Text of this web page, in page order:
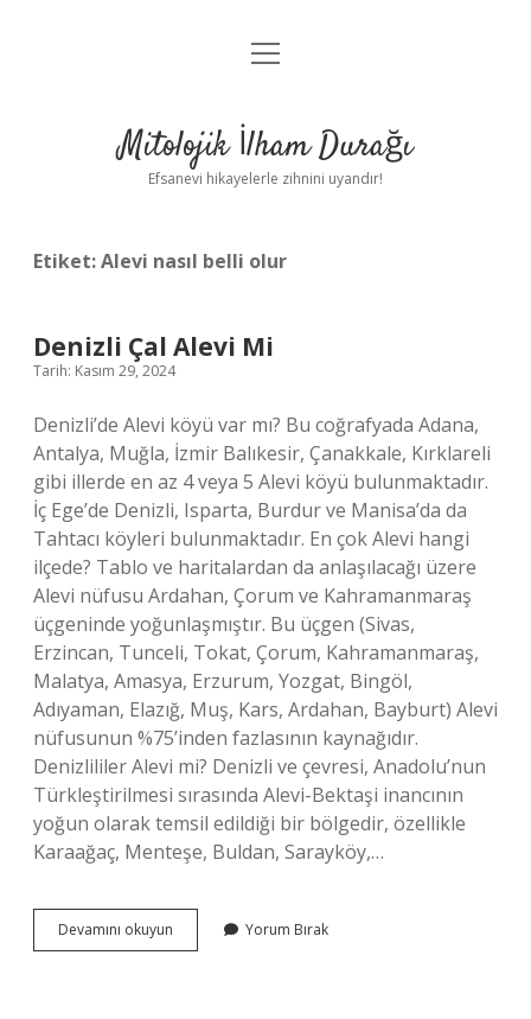
Anasayfa
Yasal Uyarı
menüyü
Mitolojik İlham Durağı
Efsanevi hikayelerle zihnini uyandır!
Etiket:Alevi nasıl belli olur
Denizli Çal Alevi Mi
Tarih: Kasım 29, 2024
Denizli’de Alevi köyü var mı? Bu coğrafyada Adana,
Antalya, Muğla, İzmir Balıkesir, Çanakkale, Kırklareli
gibi illerde en az 4 veya 5 Alevi köyü bulunmaktadır.
İç Ege’de Denizli, Isparta, Burdur ve Manisa’da da
Tahtacı köyleri bulunmaktadır. En çok Alevi hangi
ilçede? Tablo ve haritalardan da anlaşılacağı üzere
Alevi nüfusu Ardahan, Çorum ve Kahramanmaraş
üçgeninde yoğunlaşmıştır. Bu üçgen (Sivas,
Erzincan, Tunceli, Tokat, Çorum, Kahramanmaraş,
Malatya, Amasya, Erzurum, Yozgat, Bingöl,
Adıyaman, Elazığ, Muş, Kars, Ardahan, Bayburt) Alevi
nüfusunun %75’inden fazlasının kaynağıdır.
Denizlililer Alevi mi? Denizli ve çevresi, Anadolu’nun
Türkleştirilmesi sırasında Alevi-Bektaşi inancının
yoğun olarak temsil edildiği bir bölgedir, özellikle
Karaağaç, Menteşe, Buldan, Sarayköy,…
Devamını okuyun
Çal
Yorum Bırak